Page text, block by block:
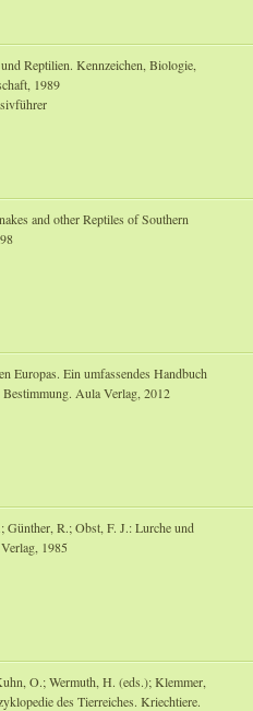
Reptilien. Kennzeichen, Biologie,
1989
and other Reptiles of Southern
Europas. Ein umfassendes Handbuch
Aula Verlag, 2012
Günther, R.; Obst, F. J.: Lurche und
1985
O.; Wermuth, H. (eds.); Klemmer,
des Tierreiches. Kriechtiere.